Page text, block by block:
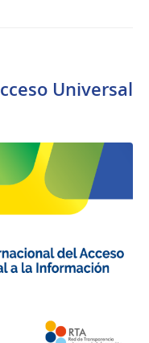
Universal